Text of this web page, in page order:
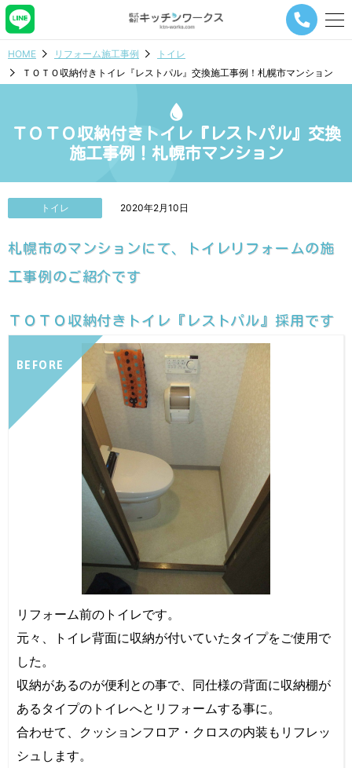
メ
ナ
ー
シ
ボ
HOME リフォーム施工事例
トイレ
ＴＯＴＯ収納付きトイレ『レストパル』交換施工事例！札幌市マンション
ＴＯＴＯ収納付きトイレ『レストパル』交換
施工事例！札幌市マンション
トイレ 2020年2月10日
札幌市のマンションにて、トイレリフォームの施
工事例のご紹介です
ＴＯＴＯ収納付きトイレ『レストパル』採用です
BEFORE
リフォーム前のトイレです。
元々、トイレ背面に収納が付いていたタイプをご使用で
した。
収納があるのが便利との事で、同仕様の背面に収納棚が
あるタイプのトイレへとリフォームする事に。
合わせて、クッションフロア・クロスの内装もリフレッ
シュします。